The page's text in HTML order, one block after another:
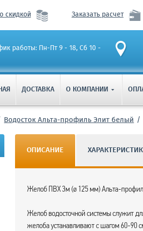
скидкой Заказать расчет
работы: Пн-Пт 9 - 18, Сб 10 -
ДОСТАВКА О КОМПАНИИ 
Водосток Альта-профиль Элит белый
ОПИСАНИЕ
Желоб ПВХ 3м (ø 125 мм) Альта-
Желоб водосточной системы служит
желоба устанавливают с шагом 60-90